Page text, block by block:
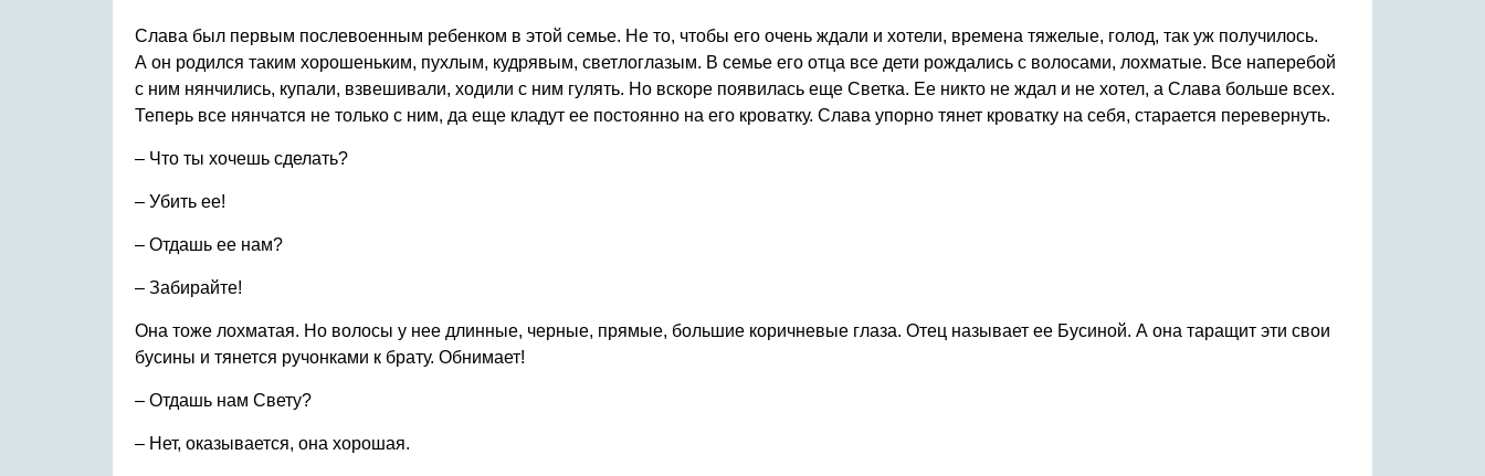
Слава был первым послевоенным ребенком в этой семье. Не то, чтобы его очень ждали и хотели, времена тяжелые, голод, так уж получилось.
А он родился таким хорошеньким, пухлым, кудрявым, светлоглазым. В семье его отца все дети рождались с волосами, лохматые. Все наперебой
с ним нянчились, купали, взвешивали, ходили с ним гулять. Но вскоре появилась еще Светка. Ее никто не ждал и не хотел, а Слава больше всех.
Теперь все нянчатся не только с ним, да еще кладут ее постоянно на его кроватку. Слава упорно тянет кроватку на себя, старается перевернуть.
– Что ты хочешь сделать?
– Убить ее!
– Отдашь ее нам?
– Забирайте!
Она тоже лохматая. Но волосы у нее длинные, черные, прямые, большие коричневые глаза. Отец называет ее Бусиной. А она таращит эти свои
бусины и тянется ручонками к брату. Обнимает!
– Отдашь нам Свету?
– Нет, оказывается, она хорошая.